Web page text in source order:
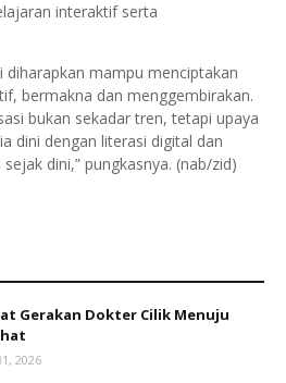
interaktif serta
diharapkan mampu menciptakan
bermakna dan menggembirakan.
bukan sekadar tren, tetapi upaya
dini dengan literasi digital dan
dini,” pungkasnya. (nab/zid)
Gerakan Dokter Cilik Menuju
2026